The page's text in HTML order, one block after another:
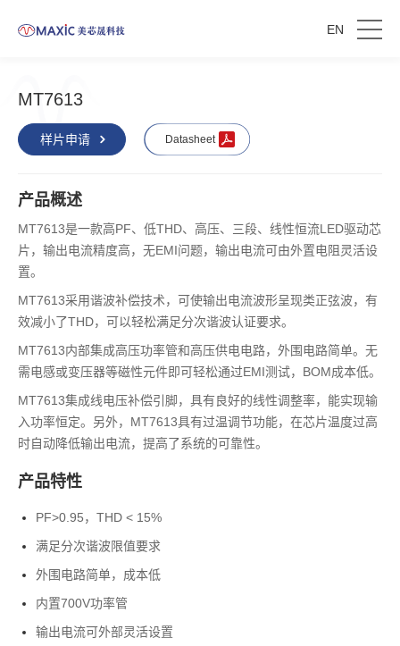
EN
MT7613
样片申请 Datasheet
产品概述
MT7613是一款高PF、低THD、高压、三段、线性恒流LED驱动芯
片，输出电流精度高，无EMI问题，输出电流可由外置电阻灵活设
置。
MT7613采用谐波补偿技术，可使输出电流波形呈现类正弦波，有
效减小了THD，可以轻松满足分次谐波认证要求。
MT7613内部集成高压功率管和高压供电电路，外围电路简单。无
需电感或变压器等磁性元件即可轻松通过EMI测试，BOM成本低。
MT7613集成线电压补偿引脚，具有良好的线性调整率，能实现输
入功率恒定。另外，MT7613具有过温调节功能，在芯片温度过高
时自动降低输出电流，提高了系统的可靠性。
产品特性
PF>0.95，THD < 15%
满足分次谐波限值要求
外围电路简单，成本低
内置700V功率管
输出电流可外部灵活设置